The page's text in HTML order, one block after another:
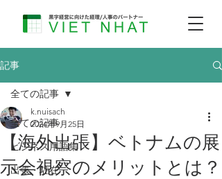
記事
全ての記事
ビジネス用語集
出張・駐在
全ての記事
【海外出張】ベトナムの展
示会視察のメリットとは？
k.nuisach
2024年9月25日